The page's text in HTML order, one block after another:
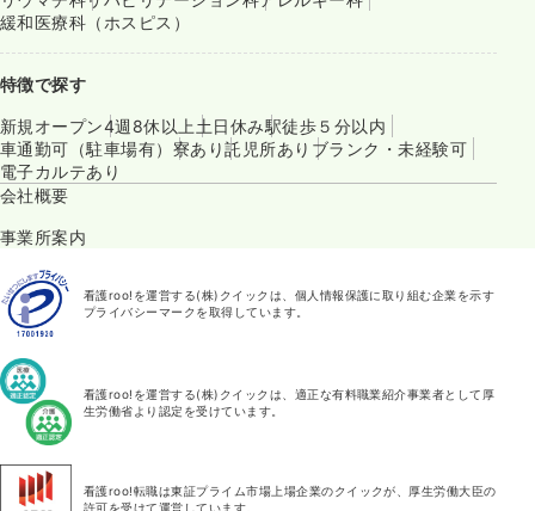
緩和医療科（ホスピス）
特徴で探す
新規オープン4週8休以上 土日休み駅徒歩５分以内
車通勤可（駐車場有） 寮あり託児所あり ブランク・未経験可
電子カルテあり
会社概要
事業所案内
看護roo!を運営する(株)クイックは、個人情報保護に取り組む企業を示す
プライバシーマークを取得しています。
看護roo!を運営する(株)クイックは、適正な有料職業紹介事業者として厚
生労働省より認定を受けています。
看護roo!転職は東証プライム市場上場企業のクイックが、厚生労働大臣の
許可を受けて運営しています。